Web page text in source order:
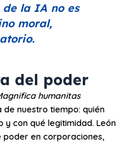
de la IA no es
moral,
del poder
humanitas
nuestro tiempo: quién
con qué legitimidad. León
poder en corporaciones,